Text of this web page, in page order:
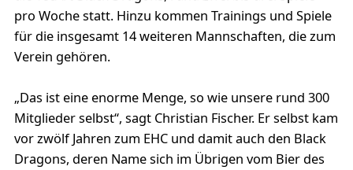
pro Woche statt. Hinzu kommen Trainings und Spiele
für die insgesamt 14 weiteren Mannschaften, die zum
Verein gehören.
„Das ist eine enorme Menge, so wie unsere rund 300
Mitglieder selbst“, sagt Christian Fischer. Er selbst kam
vor zwölf Jahren zum EHC und damit auch den Black
Dragons, deren Name sich im Übrigen vom Bier des